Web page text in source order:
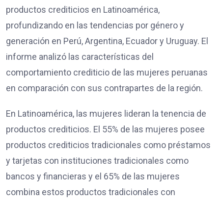
productos crediticios en Latinoamérica,
profundizando en las tendencias por género y
generación en Perú, Argentina, Ecuador y Uruguay. El
informe analizó las características del
comportamiento crediticio de las mujeres peruanas
en comparación con sus contrapartes de la región.
En Latinoamérica, las mujeres lideran la tenencia de
productos crediticios. El 55% de las mujeres posee
productos crediticios tradicionales como préstamos
y tarjetas con instituciones tradicionales como
bancos y financieras y el 65% de las mujeres
combina estos productos tradicionales con